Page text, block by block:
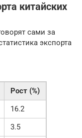
китайских
сами за
экспорта
Рост (%)
16.2
3.5